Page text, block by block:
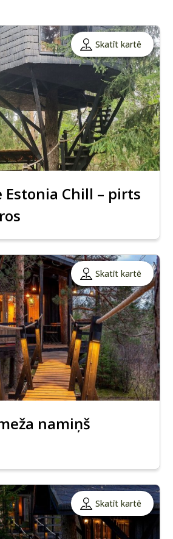
Skatīt kartē
Estonia Chill – pirts
Skatīt kartē
namiņš
Skatīt kartē